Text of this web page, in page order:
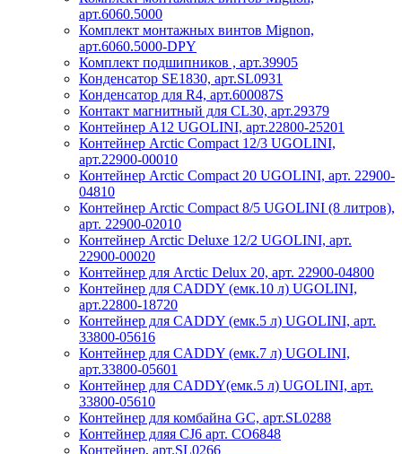
арт.6060.5000
Комплект монтажных винтов Mignon,
арт.6060.5000-DPY
Комплект подшипников , арт.39905
Конденсатор SE1830, арт.SL0931
Конденсатор для R4, арт.600087S
Контакт магнитный для CL30, арт.29379
Контейнер A12 UGOLINI, арт.22800-25201
Контейнер Arctic Compact 12/3 UGOLINI,
арт.22900-00010
Контейнер Arctic Compact 20 UGOLINI, арт. 22900-
04810
Контейнер Arctic Compact 8/5 UGOLINI (8 литров),
арт. 22900-02010
Контейнер Arctic Deluxe 12/2 UGOLINI, арт.
22900-00020
Контейнер для Arctic Delux 20, арт. 22900-04800
Контейнер для CADDY (емк.10 л) UGOLINI,
арт.22800-18720
Контейнер для CADDY (емк.5 л) UGOLINI, арт.
33800-05616
Контейнер для CADDY (емк.7 л) UGOLINI,
арт.33800-05601
Контейнер для CADDY(емк.5 л) UGOLINI, арт.
33800-05610
Контейнер для комбайна GC, арт.SL0288
Контейнер дляя CJ6 арт. CO6848
Контейнер, арт.SL0266